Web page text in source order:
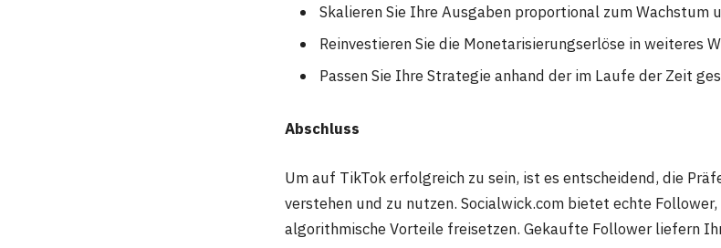
Skalieren Sie Ihre Ausgaben proportional zum Wachstum
Reinvestieren Sie die Monetarisierungserlöse in weiteres
Passen Sie Ihre Strategie anhand der im Laufe der Zeit
Abschluss
Um auf TikTok erfolgreich zu sein, ist es entscheidend, die
verstehen und zu nutzen. Socialwick.com bietet echte
algorithmische Vorteile freisetzen. Gekaufte Follower liefern